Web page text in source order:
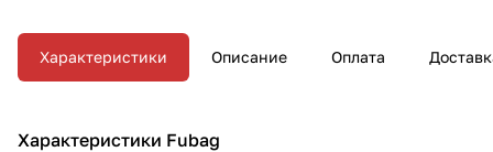
Характеристики Описание Оплата
Характеристики Fubag